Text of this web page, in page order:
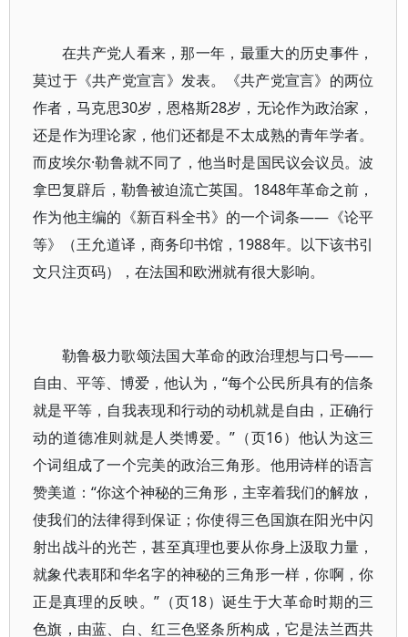
在共产党人看来，那一年，最重大的历史事件，
莫过于《共产党宣言》发表。《共产党宣言》的两位
作者，马克思30岁，恩格斯28岁，无论作为政治家，
还是作为理论家，他们还都是不太成熟的青年学者。
而皮埃尔·勒鲁就不同了，他当时是国民议会议员。波
拿巴复辟后，勒鲁被迫流亡英国。1848年革命之前，
作为他主编的《新百科全书》的一个词条——《论平
等》（王允道译，商务印书馆，1988年。以下该书引
文只注页码），在法国和欧洲就有很大影响。
勒鲁极力歌颂法国大革命的政治理想与口号——
自由、平等、博爱，他认为，“每个公民所具有的信条
就是平等，自我表现和行动的动机就是自由，正确行
动的道德准则就是人类博爱。”（页16）他认为这三
个词组成了一个完美的政治三角形。他用诗样的语言
赞美道：“你这个神秘的三角形，主宰着我们的解放，
使我们的法律得到保证；你使得三色国旗在阳光中闪
射出战斗的光芒，甚至真理也要从你身上汲取力量，
就象代表耶和华名字的神秘的三角形一样，你啊，你
正是真理的反映。”（页18）诞生于大革命时期的三
色旗，由蓝、白、红三色竖条所构成，它是法兰西共